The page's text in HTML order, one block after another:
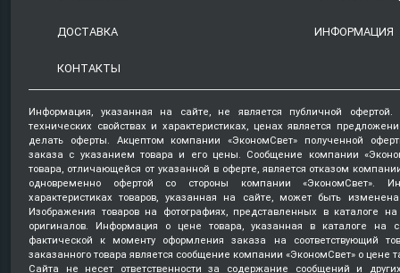
ДОСТАВКА ИНФОРМАЦИЯ
КОНТАКТЫ
Информация, указанная на сайте, не является публичной
технических свойствах и характеристиках, ценах является
делать оферты. Акцептом компании «ЭкономСвет» полученной
заказа с указанием товара и его цены. Сообщение компании
товара, отличающейся от указанной в оферте, является отказом
одновременно офертой со стороны компании «ЭкономСвет».
характеристиках товаров, указанная на сайте, может быть
Изображения товаров на фотографиях, представленных в каталоге на
оригиналов. Информация о цене товара, указанная в каталоге на
фактической к моменту оформления заказа на соответствующий
заказанного товара является сообщение компании «ЭкономСвет» о цене
Сайта не несет ответственности за содержание сообщений и